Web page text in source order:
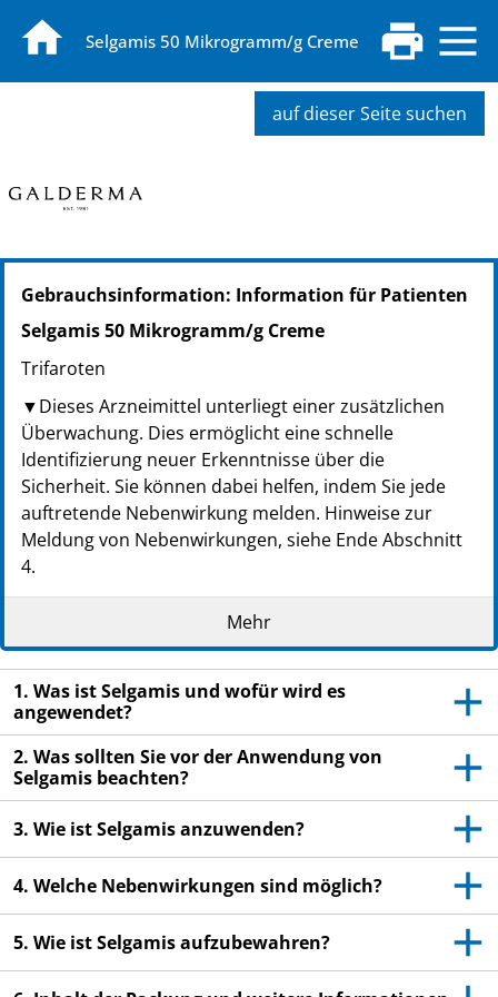
Selgamis 50 Mikrogramm/g Creme
auf dieser Seite suchen
PZN: 16397376
PPN: 111639737664
NTIN: 04150163973768
PPN: 111753266949
NTIN: 04150175326699
Gebrauchsinformation: Information für Patienten
Selgamis 50 Mikrogramm/g Creme
Trifaroten
▼Dieses Arzneimittel unterliegt einer zusätzlichen
Überwachung. Dies ermöglicht eine schnelle
Identifizierung neuer Erkenntnisse über die
Sicherheit. Sie können dabei helfen, indem Sie jede
auftretende Nebenwirkung melden. Hinweise zur
Meldung von Nebenwirkungen, siehe Ende Abschnitt
4.
Lesen Sie die gesamte Packungsbeilage sorgfältig
durch, bevor Sie mit der Anwendung dieses
Arzneimittels beginnen, denn sie enthält wichtige
Informationen.
- Heben Sie die Packungsbeilage auf. Vielleicht
möchten Sie diese später nochmals lesen.
- Wenn Sie weitere Fragen haben, wenden Sie sich an
Ihren Arzt oder Apotheker
Dieses Arzneimittel wurde Ihnen persönlich
kann anderen Menschen schaden, auch wenn diese
die gleichen Beschwerden haben wie Sie.
- Wenn Sie Nebenwirkungen bemerken, wenden Sie
sich an Ihren Arzt oder Apotheker. Dies gilt auch für
Mehr
1. Was ist Selgamis und wofür wird es
angewendet?
2. Was sollten Sie vor der Anwendung von
Selgamis beachten?
3. Wie ist Selgamis anzuwenden?
4. Welche Nebenwirkungen sind möglich?
5. Wie ist Selgamis aufzubewahren?